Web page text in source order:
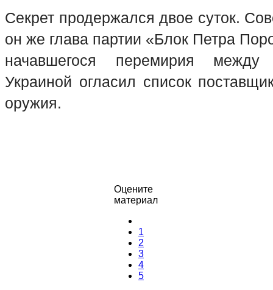
Секрет продержался двое суток.
он же глава партии «Блок Петра
начавшегося перемирия
Украиной огласил список
оружия.
Оцените
материал
1
2
3
4
5